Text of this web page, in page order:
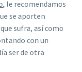
, le recomendamos
se aporten
sufra, así como
con un
ser de otra